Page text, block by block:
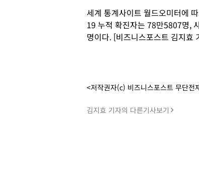
세계 통계사이트 월드오미터에
19 누적 확진자는 78만5807명,
명이다. [비즈니스포스트 김지효
<저작권자(c) 비즈니스포스트 무단전
김지효 기자의 다른기사보기